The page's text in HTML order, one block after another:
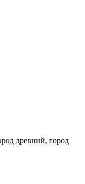
древний, город